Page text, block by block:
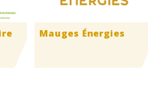
Mauges Énergies